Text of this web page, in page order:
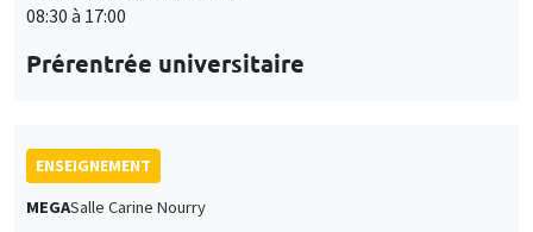
08:30 à 17:00
Prérentrée universitaire
ENSEIGNEMENT
MEGASalle Carine Nourry